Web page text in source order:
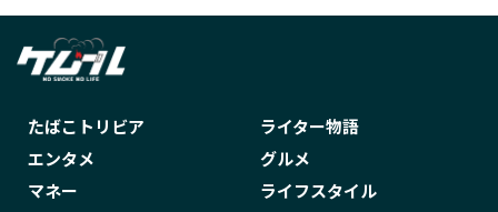
たばこトリビア
ライター物語
エンタメ
グルメ
マネー
ライフスタイル